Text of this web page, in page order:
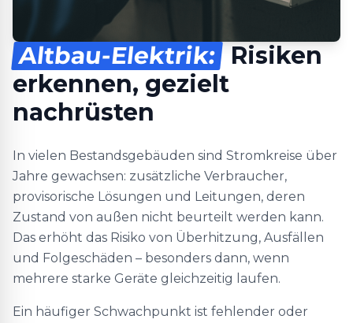
Altbau-Elektrik: Risiken
erkennen, gezielt
nachrüsten
In vielen Bestandsgebäuden sind Stromkreise über
Jahre gewachsen: zusätzliche Verbraucher,
provisorische Lösungen und Leitungen, deren
Zustand von außen nicht beurteilt werden kann.
Das erhöht das Risiko von Überhitzung, Ausfällen
und Folgeschäden – besonders dann, wenn
mehrere starke Geräte gleichzeitig laufen.
Ein häufiger Schwachpunkt ist fehlender oder